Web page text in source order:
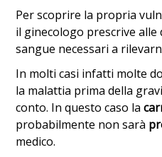
Per scoprire la propria
il ginecologo prescrive alle
sangue necessari a
In molti casi infatti molte
la malattia prima della
conto. In questo caso la
probabilmente non sarà
medico.